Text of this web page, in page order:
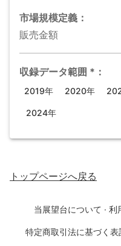
市場規模定義：
販売金額
収録データ範囲 * ：
2019年 2020年
2024年
トップページへ戻る
当展望台について · 利
特定商取引法に基づく表